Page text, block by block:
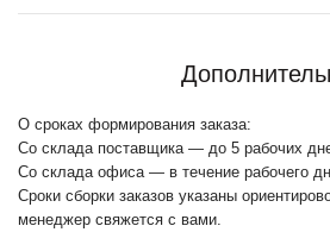
О сроках формирования заказа:
Со склада поставщика — до 5 рабочих
Со склада офиса — в течение рабочего
Сроки сборки заказов указаны
менеджер свяжется с вами.